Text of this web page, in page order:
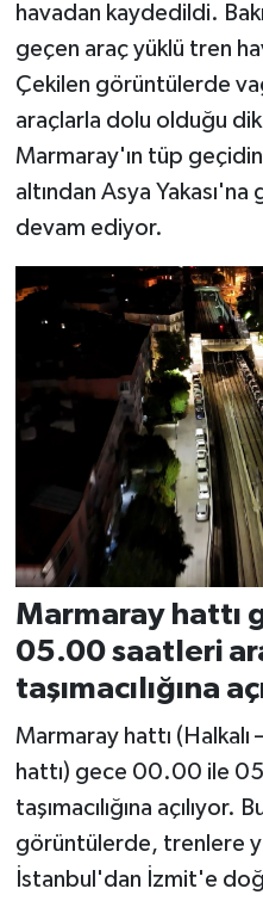
havadan kaydedildi.
geçen araç yüklü tren
Çekilen görüntülerde
araçlarla dolu olduğu
Marmaray'ın tüp
altından Asya
devam ediyor.
Marmaray hattı
05.00 saatleri
taşımacılığına
Marmaray hattı (Halkalı
hattı) gece 00.00 ile
taşımacılığına
görüntülerde, trenlere
İstanbul'dan İzmit'e